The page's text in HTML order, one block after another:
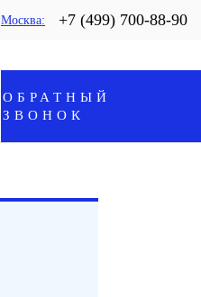
Москва +7 (499) 700-88-90
ОБРАТНЫЙ
ЗВОНОК